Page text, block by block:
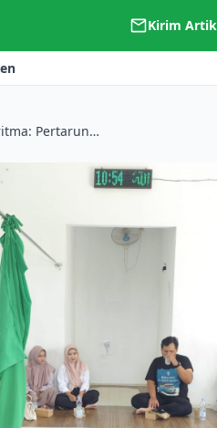
Kirim
Pesantren vs Algoritma: Pertarungan Diam-Diam Merebut Ruang Digital Muslim Urban